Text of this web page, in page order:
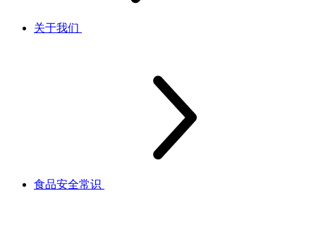
关于我们
食品安全常识